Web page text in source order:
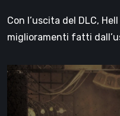
Con l’uscita del DLC,
miglioramenti fatti
Impermanence:
costruire